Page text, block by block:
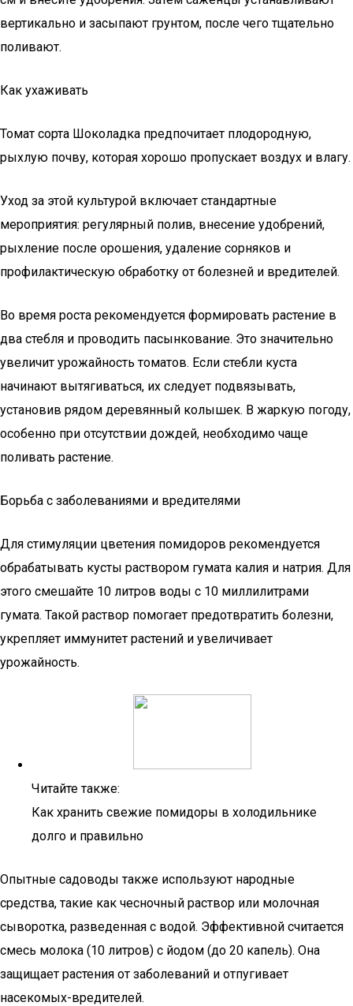
вертикально и засыпают грунтом, после чего тщательно
поливают.
Как ухаживать
Томат сорта Шоколадка предпочитает плодородную,
рыхлую почву, которая хорошо пропускает воздух и влагу.
Уход за этой культурой включает стандартные
мероприятия: регулярный полив, внесение удобрений,
рыхление после орошения, удаление сорняков и
профилактическую обработку от болезней и вредителей.
Во время роста рекомендуется формировать растение в
два стебля и проводить пасынкование. Это значительно
увеличит урожайность томатов. Если стебли куста
начинают вытягиваться, их следует подвязывать,
установив рядом деревянный колышек. В жаркую погоду,
особенно при отсутствии дождей, необходимо чаще
поливать растение.
Борьба с заболеваниями и вредителями
Для стимуляции цветения помидоров рекомендуется
обрабатывать кусты раствором гумата калия и натрия. Для
этого смешайте 10 литров воды с 10 миллилитрами
гумата. Такой раствор помогает предотвратить болезни,
укрепляет иммунитет растений и увеличивает
урожайность.
Читайте также:
Как хранить свежие помидоры в холодильнике
долго и правильно
Опытные садоводы также используют народные
средства, такие как чесночный раствор или молочная
сыворотка, разведенная с водой. Эффективной считается
смесь молока (10 литров) с йодом (до 20 капель). Она
защищает растения от заболеваний и отпугивает
насекомых-вредителей.